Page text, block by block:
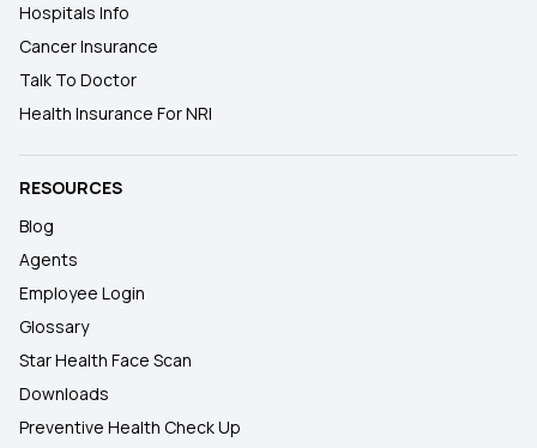
Hospitals Info
Cancer Insurance
Talk To Doctor
Health Insurance For NRI
RESOURCES
Blog
Agents
Employee Login
Glossary
Star Health Face Scan
Downloads
Preventive Health Check Up